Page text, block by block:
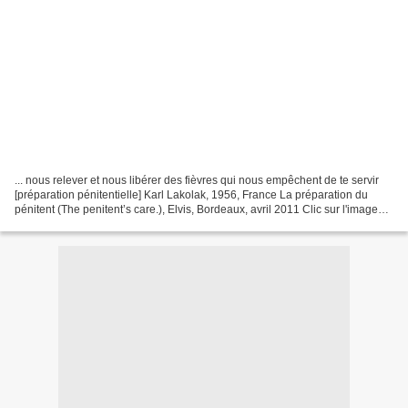
... nous relever et nous libérer des fièvres qui nous empêchent de te servir
[préparation pénitentielle] Karl Lakolak, 1956, France La préparation du
pénitent (The penitent’s care.), Elvis, Bordeaux, avril 2011 Clic sur l'image